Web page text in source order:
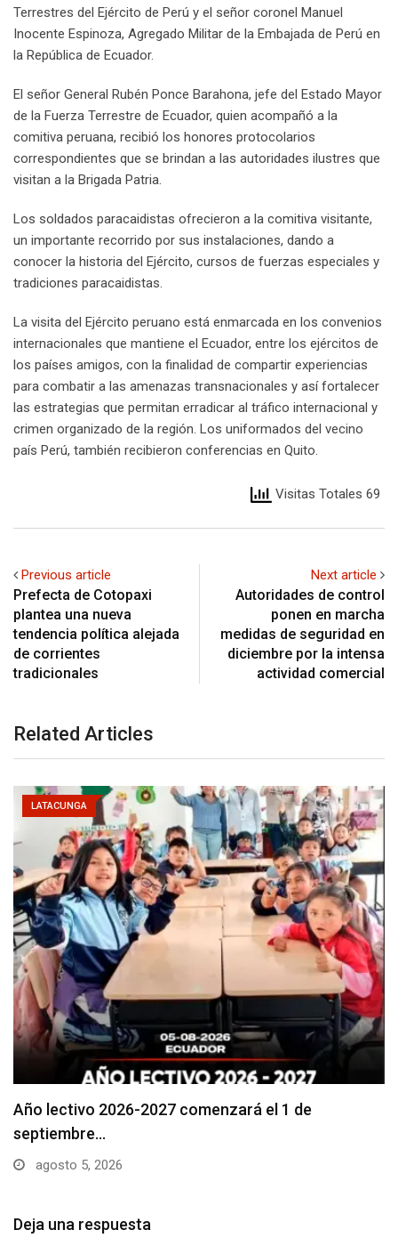
Terrestres del Ejército de Perú y el señor coronel Manuel
Inocente Espinoza, Agregado Militar de la Embajada de Perú en
la República de Ecuador.
El señor General Rubén Ponce Barahona, jefe del Estado Mayor
de la Fuerza Terrestre de Ecuador, quien acompañó a la
comitiva peruana, recibió los honores protocolarios
correspondientes que se brindan a las autoridades ilustres que
visitan a la Brigada Patria.
Los soldados paracaidistas ofrecieron a la comitiva visitante,
un importante recorrido por sus instalaciones, dando a
conocer la historia del Ejército, cursos de fuerzas especiales y
tradiciones paracaidistas.
La visita del Ejército peruano está enmarcada en los convenios
internacionales que mantiene el Ecuador, entre los ejércitos de
los países amigos, con la finalidad de compartir experiencias
para combatir a las amenazas transnacionales y así fortalecer
las estrategias que permitan erradicar al tráfico internacional y
crimen organizado de la región. Los uniformados del vecino
país Perú, también recibieron conferencias en Quito.
Visitas Totales 69
Previous article
Prefecta de Cotopaxi
plantea una nueva
tendencia política alejada
de corrientes
tradicionales
Next article
Autoridades de control
ponen en marcha
medidas de seguridad en
diciembre por la intensa
actividad comercial
Related Articles
LATACUNGA
Se suspenderá servicio de agua potable en varios…
agosto 5, 2026
Deja una respuesta